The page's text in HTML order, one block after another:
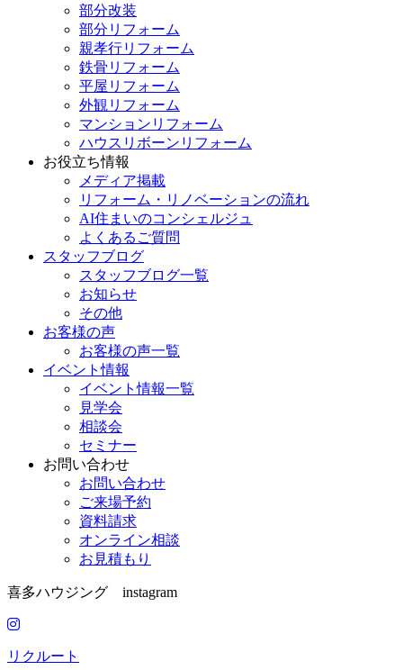
部分改装
部分リフォーム
親孝行リフォーム
鉄骨リフォーム
平屋リフォーム
外観リフォーム
マンションリフォーム
ハウスリボーンリフォーム
お役立ち情報
メディア掲載
リフォーム・リノベーションの流れ
AI住まいのコンシェルジュ
よくあるご質問
スタッフブログ
スタッフブログ一覧
お知らせ
その他
お客様の声
お客様の声一覧
イベント情報
イベント情報一覧
見学会
相談会
セミナー
お問い合わせ
お問い合わせ
ご来場予約
資料請求
オンライン相談
お見積もり
喜多ハウジング instagram
リクルート